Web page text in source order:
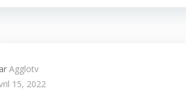
Agglotv
15, 2022